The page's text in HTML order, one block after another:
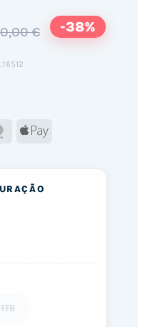
€ -38%
MasterCard
Apple
1TB